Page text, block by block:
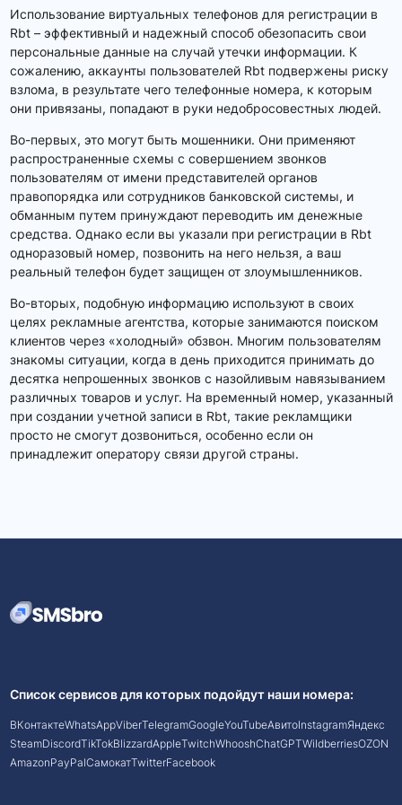
Использование виртуальных телефонов для регистрации в
Rbt – эффективный и надежный способ обезопасить свои
персональные данные на случай утечки информации. К
сожалению, аккаунты пользователей Rbt подвержены риску
взлома, в результате чего телефонные номера, к которым
они привязаны, попадают в руки недобросовестных людей.
Во-первых, это могут быть мошенники. Они применяют
распространенные схемы с совершением звонков
пользователям от имени представителей органов
правопорядка или сотрудников банковской системы, и
обманным путем принуждают переводить им денежные
средства. Однако если вы указали при регистрации в Rbt
одноразовый номер, позвонить на него нельзя, а ваш
реальный телефон будет защищен от злоумышленников.
Во-вторых, подобную информацию используют в своих
целях рекламные агентства, которые занимаются поиском
клиентов через «холодный» обзвон. Многим пользователям
знакомы ситуации, когда в день приходится принимать до
десятка непрошенных звонков с назойливым навязыванием
различных товаров и услуг. На временный номер, указанный
при создании учетной записи в Rbt, такие рекламщики
просто не смогут дозвониться, особенно если он
принадлежит оператору связи другой страны.
Список сервисов для которых подойдут наши номера:
ВКонтактеWhatsAppViberTelegramGoogleYouTubeАвитоInstagramЯндекс
SteamDiscordTikTokBlizzardAppleTwitchWhooshChatGPTWildberriesOZON
AmazonPayPalСамокатTwitterFacebook